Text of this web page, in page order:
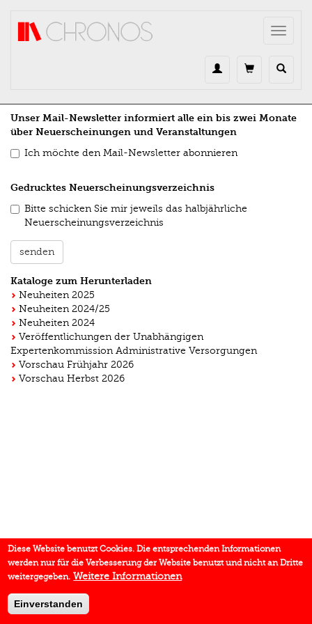
Toggle
Unser Mail-Newsletter informiert alle ein bis zwei Monate
über Neuerscheinungen und Veranstaltungen
Ich möchte den Mail-Newsletter abonnieren
Gedrucktes Neuerscheinungsverzeichnis
Bitte schicken Sie mir jeweils das halbjährliche
Neuerscheinungsverzeichnis
senden
Kataloge zum Herunterladen
Neuheiten 2025
Neuheiten 2024/25
Neuheiten 2024
Veröffentlichungen der Unabhängigen
Expertenkommission Administrative Versorgungen
Vorschau Frühjahr 2026
Vorschau Herbst 2026
Diese Website benutzt Cookies. Die entsprechenden Informationen
werden nur für die Verbesserung der Website benutzt und nicht an Dritte
weitergegeben. Weitere Informationen
Einverstanden